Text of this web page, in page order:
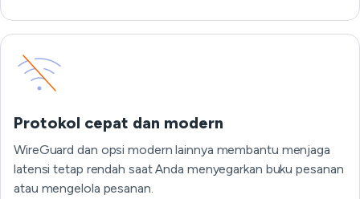
Protokol cepat dan modern
WireGuard dan opsi modern lainnya membantu menjaga
latensi tetap rendah saat Anda menyegarkan buku pesanan
atau mengelola pesanan.